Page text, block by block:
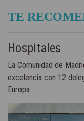
TE
Hospitales
La Comunidad de
excelencia con 12
Europa